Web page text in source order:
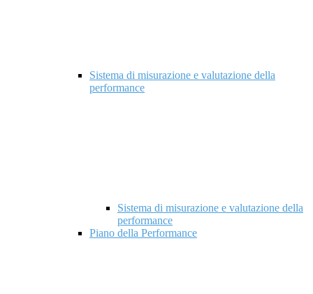
Sistema di misurazione e valutazione della
performance
Sistema di misurazione e valutazione della
performance
Piano della Performance